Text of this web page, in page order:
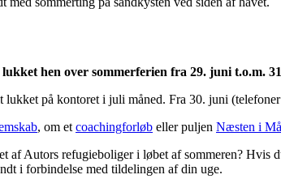
hen over sommerferien fra 29. juni t.o.m.
på kontoret i juli måned. Fra 30. juni
, om etcoachingforløb eller puljen Næsten i
af Autors refugieboliger i løbet af sommeren?
i forbindelse med tildelingen af din uge.